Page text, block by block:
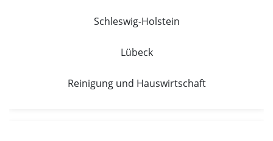
Schleswig-Holstein
Lübeck
Reinigung und Hauswirtschaft